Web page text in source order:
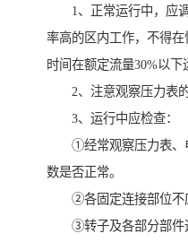
1、正常运行中，应调
率高的区内工作，不得
时间在额定流量30%以下
2、注意观察压力表的
3、运行中应检查：
①经常观察压力表、
数是否正常。
②各固定连接部位不
③转子及各部分部件